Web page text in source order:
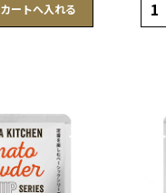
カートへ入れる